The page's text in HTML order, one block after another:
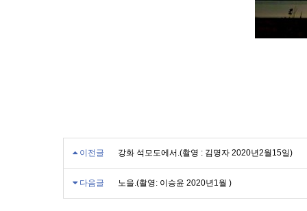
이전글 강화 석모도에서.(촬영 : 김명자 2020년2월15일)
다음글 노을.(촬영: 이승윤 2020년1월 )